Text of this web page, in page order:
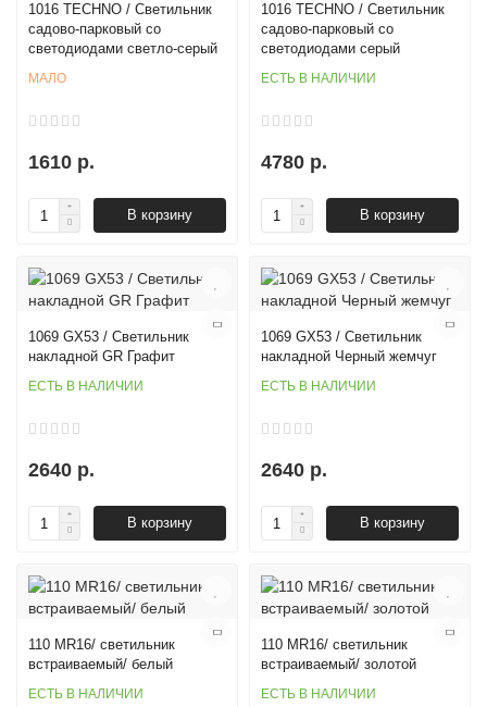
1016 TECHNO / Светильник
садово-парковый со
светодиодами светло-серый
МАЛО
1610 р.
В корзину
1016 TECHNO / Светильник
садово-парковый со
светодиодами серый
ЕСТЬ В НАЛИЧИИ
4780 р.
В корзину
1069 GX53 / Светильник
накладной GR Графит
ЕСТЬ В НАЛИЧИИ
2640 р.
В корзину
1069 GX53 / Светильник
накладной Черный жемчуг
ЕСТЬ В НАЛИЧИИ
2640 р.
В корзину
110 MR16/ светильник
встраиваемый/ белый
ЕСТЬ В НАЛИЧИИ
110 MR16/ светильник
встраиваемый/ золотой
ЕСТЬ В НАЛИЧИИ